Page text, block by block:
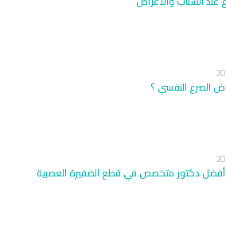
الصرع النفسي ؟
دكتور متخصص في قطع الضفيرة العصبية